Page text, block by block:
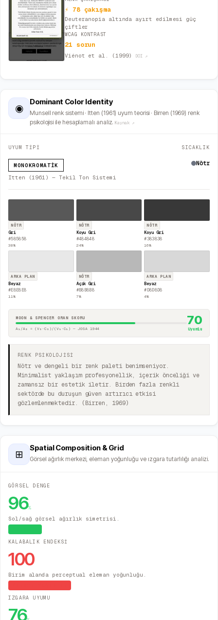
⚡ 78 çakışma
Deuteranopia altında ayırt edilmesi güç
çiftler
WCAG KONTRAST
21 sorun
Viénot et al. (1999) DOI ↗
◉
Dominant Color Identity
Munsell renk sistemi · Itten (1961) uyum teorisi · Birren (1969) renk
psikolojisi ile hesaplamalı analiz. Kaynak ↗
UYUM TİPİ
MONOKROMATIK
Itten (1961) — Tekil Ton Sistemi
SICAKLIK
Nötr
NÖTR
Gri
#585858
38%
NÖTR
Koyu Gri
#484848
24%
NÖTR
Koyu Gri
#383838
16%
ARKA PLAN
Beyaz
#E8E8E8
11%
NÖTR
Açık Gri
#B8B8B8
7%
ARKA PLAN
Beyaz
#D8D8D8
4%
MOON & SPENCER ORAN SKORU
A₁/A₂ = (V₂·C₂)/(V₁·C₁) — JOSA 1944
70
Uyumlu
RENK PSİKOLOJİSİ
Nötr ve dengeli bir renk paleti benimseniyor.
Minimalist yaklaşım profesyonellik, içerik önceliği ve
zamansız bir estetik iletir. Birden fazla renkli
sektörde bu duruşun güven artırıcı etkisi
gözlemlenmektedir. (Birren, 1969)
⊞
Spatial Composition & Grid
Görsel ağırlık merkezi, eleman yoğunluğu ve ızgara tutarlılığı analizi.
GÖRSEL DENGE
96%
Sol/sağ görsel ağırlık simetrisi.
KALABALIK ENDEKSİ
100
Birim alanda perceptual eleman yoğunluğu.
IZGARA UYUMU
76